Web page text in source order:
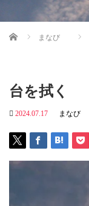
Home まなび
台を拭く
2024.07.17 まなび